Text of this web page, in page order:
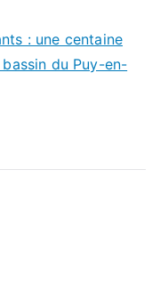
: une centaine
du Puy-en-